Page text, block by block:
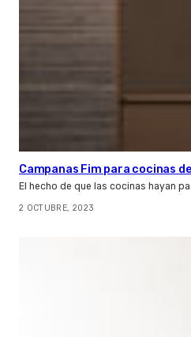
Campanas Fim para cocinas
El hecho de que las cocinas hayan
2 OCTUBRE, 2023